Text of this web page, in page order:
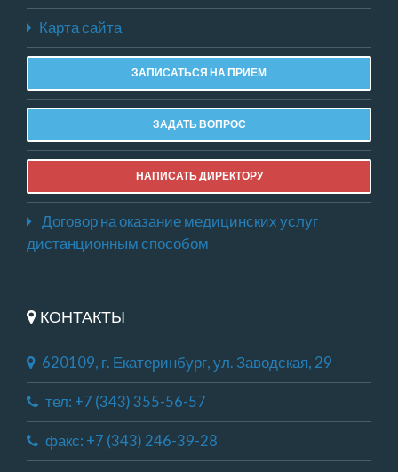
Карта сайта
ЗАПИСАТЬСЯ НА ПРИЕМ
ЗАДАТЬ ВОПРОС
НАПИСАТЬ ДИРЕКТОРУ
Договор на оказание медицинских услуг
дистанционным способом
КОНТАКТЫ
620109, г. Екатеринбург, ул. Заводская, 29
тел: +7 (343) 355-56-57
факс: +7 (343) 246-39-28